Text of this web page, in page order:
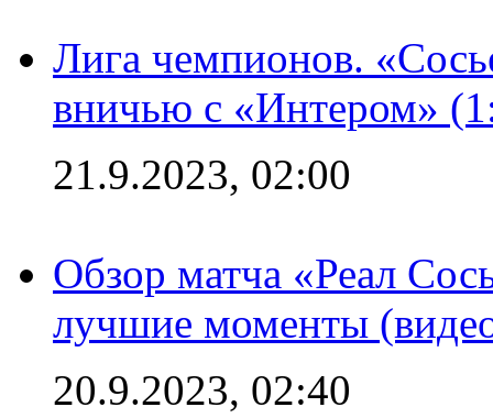
Лига чемпионов.
вничью с «Интером»
21.9.2023, 02:00
Обзор матча «Реал
лучшие моменты
20.9.2023, 02:40